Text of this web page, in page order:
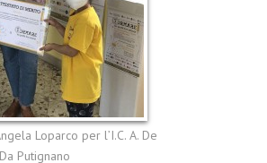
Loparco per l’I.C. A. De
Putignano